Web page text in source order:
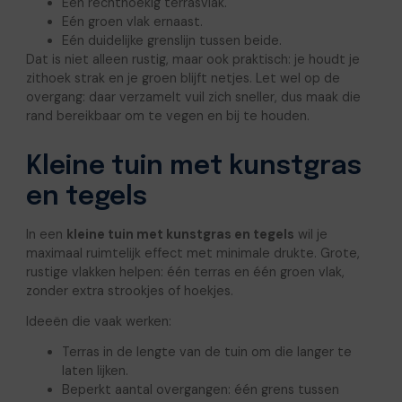
Eén groen vlak ernaast.
Eén duidelijke grenslijn tussen beide.
Dat is niet alleen rustig, maar ook praktisch: je houdt je
zithoek strak en je groen blijft netjes. Let wel op de
overgang: daar verzamelt vuil zich sneller, dus maak die
rand bereikbaar om te vegen en bij te houden.
Kleine tuin met kunstgras
en tegels
In een kleine tuin met kunstgras en tegels wil je
maximaal ruimtelijk effect met minimale drukte. Grote,
rustige vlakken helpen: één terras en één groen vlak,
zonder extra strookjes of hoekjes.
Ideeën die vaak werken:
Terras in de lengte van de tuin om die langer te
laten lijken.
Beperkt aantal overgangen: één grens tussen